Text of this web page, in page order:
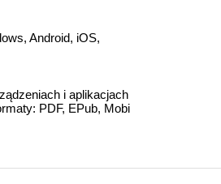
Android, iOS,
i aplikacjach
PDF, EPub, Mobi